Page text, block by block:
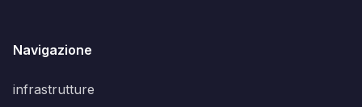
Navigazione
infrastrutture